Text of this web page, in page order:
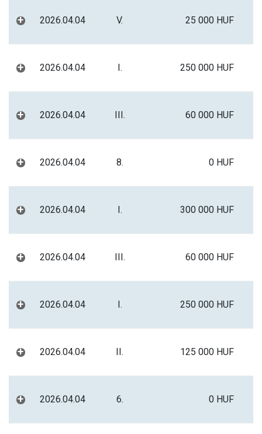
+ 2026.04.04 V. 25 000 HUF
+ 2026.04.04 I. 250 000 HUF
+ 2026.04.04 III. 60 000 HUF
+ 2026.04.04 8. 0 HUF
+ 2026.04.04 I. 300 000 HUF
+ 2026.04.04 III. 60 000 HUF
+ 2026.04.04 I. 250 000 HUF
+ 2026.04.04 II. 125 000 HUF
+ 2026.04.04 6. 0 HUF